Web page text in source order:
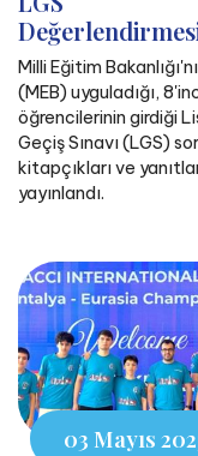
Milli Eğitim
(MEB) uyguladığı,
öğrencilerinin girdiği
Geçiş Sınavı (LGS)
kitapçıkları ve
yayınlandı.
03 Mayıs